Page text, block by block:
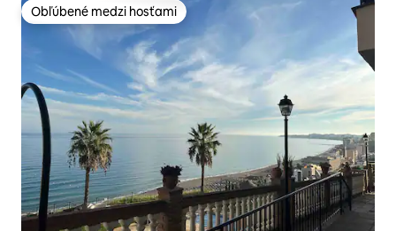
Obľúbené medzi hosťami
Obľúbené medzi hosťami